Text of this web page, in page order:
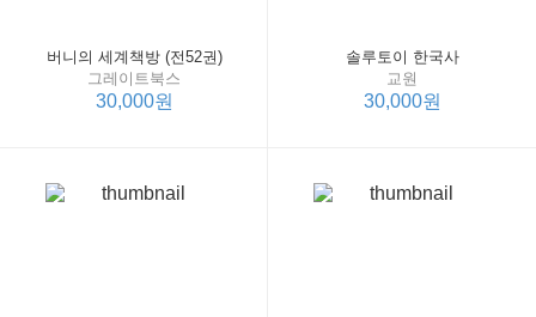
버니의 세계책방 (전52권)
그레이트북스
30,000원
솔루토이 한국사
교원
30,000원